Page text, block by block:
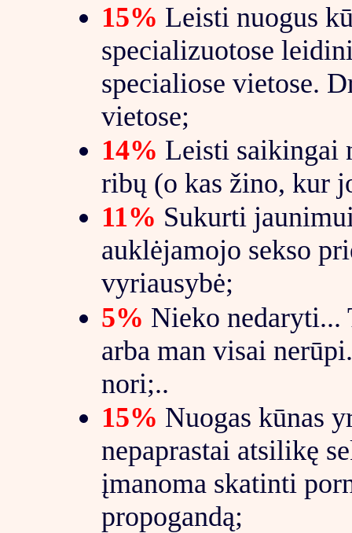
15% Leisti nuogus
specializuotose
specialiose vietose.
vietose;
14% Leisti saikingai
ribų (o kas žino, kur
11% Sukurti
auklėjamojo sekso
vyriausybė;
5% Nieko nedaryti...
arba man visai
nori;..
15% Nuogas kūnas
nepaprastai atsilikę
įmanoma skatinti
propogandą;